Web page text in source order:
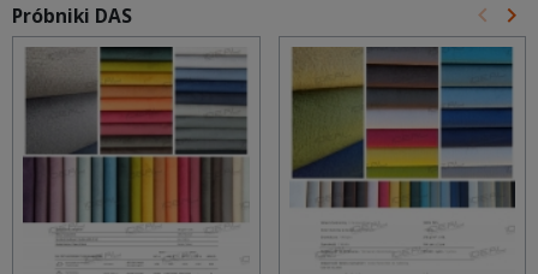
Próbniki DAS keyboard_arrow_left keyboard_arrow_right